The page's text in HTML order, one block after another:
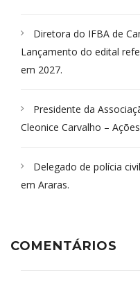
Diretora do IFBA de
Lançamento do edital
em 2027.
Presidente da
Cleonice Carvalho –
Delegado de polícia
em Araras.
COMENTÁRIOS